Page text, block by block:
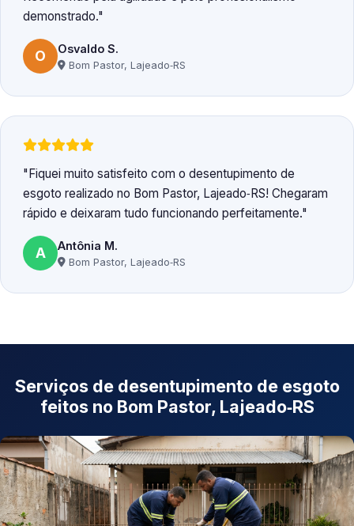
demonstrado.
O Osvaldo S.
Bom Pastor, Lajeado‑RS
Fiquei muito satisfeito com o desentupimento de
esgoto realizado no Bom Pastor, Lajeado‑RS! Chegaram
rápido e deixaram tudo funcionando perfeitamente.
A Antônia M.
Bom Pastor, Lajeado‑RS
Serviços de desentupimento de esgoto
feitos no Bom Pastor, Lajeado‑RS